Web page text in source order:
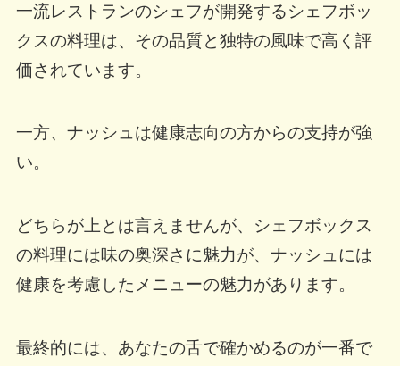
一流レストランのシェフが開発するシェフボッ
クスの料理は、その品質と独特の風味で高く評
価されています。
一方、ナッシュは健康志向の方からの支持が強
い。
どちらが上とは言えませんが、シェフボックス
の料理には味の奥深さに魅力が、ナッシュには
健康を考慮したメニューの魅力があります。
最終的には、あなたの舌で確かめるのが一番で